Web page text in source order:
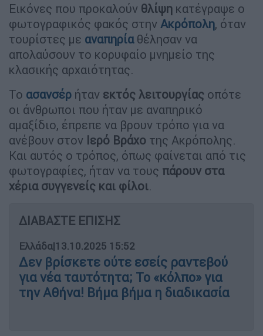
Εικόνες που προκαλούν θλίψη κατέγραψε ο
φωτογραφικός φακός στην Ακρόπολη, όταν
τουρίστες με αναπηρία θέλησαν να
απολαύσουν το κορυφαίο μνημείο της
κλασικής αρχαιότητας.
Το ασανσέρ ήταν εκτός λειτουργίας οπότε
οι άνθρωποι που ήταν με αναπηρικό
αμαξίδιο, έπρεπε να βρουν τρόπο για να
ανέβουν στον Ιερό Βράχο της Ακρόπολης.
Και αυτός ο τρόπος, όπως φαίνεται από τις
φωτογραφίες, ήταν να τους πάρουν στα
χέρια συγγενείς και φίλοι.
ΔΙΑΒΑΣΤΕ ΕΠΙΣΗΣ
Ελλάδα|13.10.2025 15:52
Δεν βρίσκετε ούτε εσείς ραντεβού
για νέα ταυτότητα; Το «κόλπο» για
την Αθήνα! Βήμα βήμα η διαδικασία